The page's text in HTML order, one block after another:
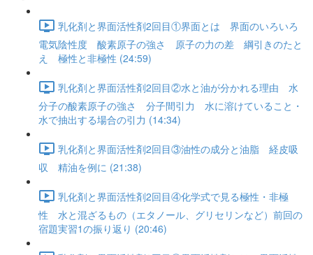
乳化剤と界面活性剤2回目①界面とは 界面のいろいろ
電気陰性度 酸素原子の強さ 原子の力の差 綱引きのたと
え 極性と非極性 (24:59)
乳化剤と界面活性剤2回目②水と油が分かれる理由 水
分子の酸素原子の強さ 分子間引力 水に溶けていること・
水で抽出する場合の引力 (14:34)
乳化剤と界面活性剤2回目③油性の成分と油脂 経皮吸
収 精油を例に (21:38)
乳化剤と界面活性剤2回目④化学式で見る極性・非極
性 水と混ざるもの（エタノール、グリセリンなど）前回の
宿題実習1の振り返り (20:46)